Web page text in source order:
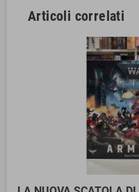
Articoli correlati